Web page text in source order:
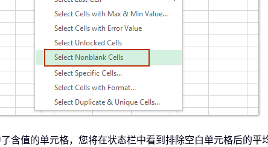
含值的单元格，您将在状态栏中看到排除空白单元格后的平